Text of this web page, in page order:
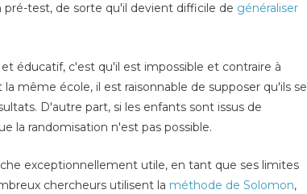
pré-test, de sorte qu'il devient difficile de généraliser
éducatif, c'est qu'il est impossible et contraire à
même école, il est raisonnable de supposer qu'ils se
D'autre part, si les enfants sont issus de
la randomisation n'est pas possible.
exceptionnellement utile, en tant que ses limites
chercheurs utilisent la méthode de Solomon,